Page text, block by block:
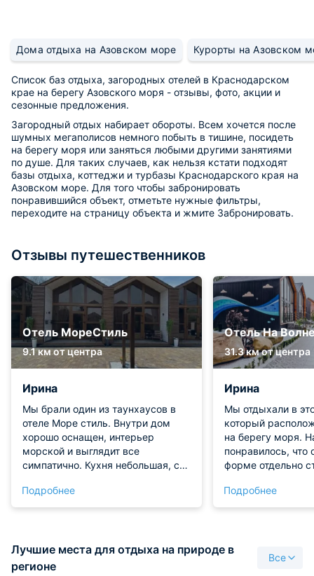
Дома отдыха на Азовском море Курорты на Азовском
Список баз отдыха, загородных отелей в Краснодарском
крае на берегу Азовского моря - отзывы, фото, акции и
сезонные предложения.
Загородный отдых набирает обороты. Всем хочется после
шумных мегаполисов немного побыть в тишине, посидеть
на берегу моря или заняться любыми другими занятиями
по душе. Для таких случаев, как нельзя кстати подходят
базы отдыха, коттеджи и турбазы Краснодарского края на
Азовском море. Для того чтобы забронировать
понравившийся объект, отметьте нужные фильтры,
переходите на страницу объекта и жмите Забронировать.
Отзывы путешественников
Отель МореСтиль
9.1 км от центра
Ирина
Мы брали один из таунхаусов в
отеле Море стиль. Внутри дом
хорошо оснащен, интерьер
морской и выглядит все
симпатично. Кухня небольшая, с
Спальня находится на втором
уровне. Подниматься туда было
напором. Ну а пляж находится
буквально при выходе из дома,
Подробнее
Отель На
31.3 км от центра
Ирина
Мы отдыхали в
который
на берегу моря.
понравилось, что
форме отдельно
отдельный. При
небольших
варианты
на двоих мы
Подробнее
Лучшие места для отдыха на природе в
регионе
Все